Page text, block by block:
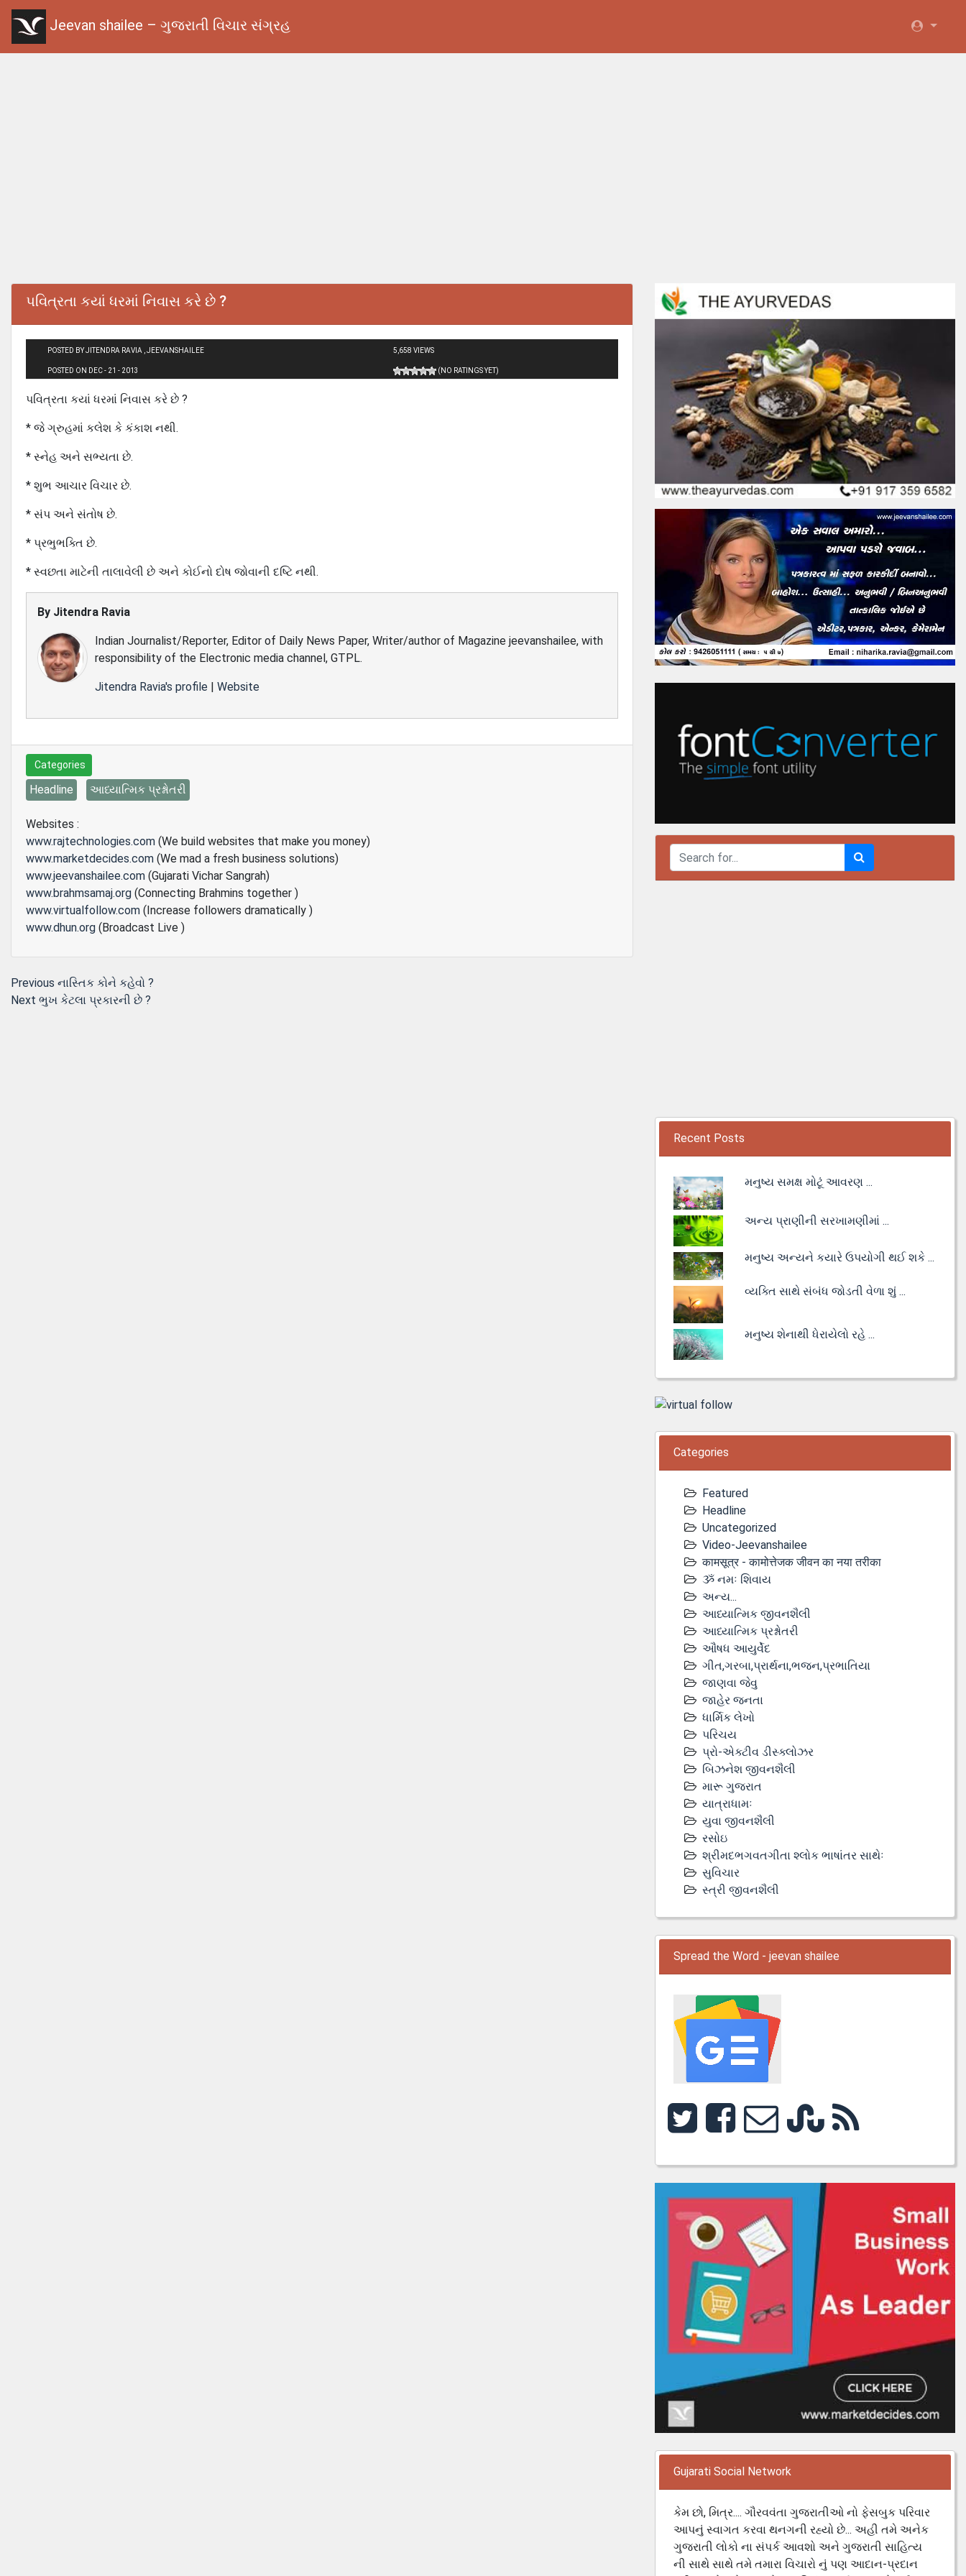
Jeevan shailee – ગુજરાતી વિચાર સંગ્રહ
પવિત્રતા કયાં ધરમાં નિવાસ કરે છે ?
POSTED BY JITENDRA RAVIA , JEEVANSHAILEE
POSTED ON DEC - 21 - 2013
5,658 VIEWS
(NO RATINGS YET)
પવિત્રતા કયાં ધરમાં નિવાસ કરે છે ?
* જે ગ્રુહમાં કલેશ કે કંકાશ નથી.
* સ્નેહ અને સભ્યતા છે.
* શુભ આચાર વિચાર છે.
* સંપ અને સંતોષ છે.
* પ્રભુભક્તિ છે.
* સ્વછતા માટેની તાલાવેલી છે અને કોઈનો દોષ જોવાની દષ્ટિ નથી.
By Jitendra Ravia
Indian Journalist/Reporter, Editor of Daily News Paper, Writer/author of Magazine jeevanshailee, with
responsibility of the Electronic media channel, GTPL.
Jitendra Ravia's profile | Website
Categories
Headline આધ્યાત્મિક પ્રશ્નોતરી
Websites :
www.rajtechnologies.com (We build websites that make you money)
www.marketdecides.com (We mad a fresh business solutions)
www.jeevanshailee.com (Gujarati Vichar Sangrah)
www.brahmsamaj.org (Connecting Brahmins together )
www.virtualfollow.com (Increase followers dramatically )
www.dhun.org (Broadcast Live )
Post
navigation
Previous Previous
post:
નાસ્તિક કોને કહેવો ?
Next Next
ભુખ કેટલા પ્રકારની છે ?
Recent Posts
મનુષ્ય સમક્ષ મોટૂં આવરણ ...
અન્ય પ્રાણીની સરખામણીમાં ...
મનુષ્ય અન્યને કયારે ઉપયોગી થઈ શકે ...
વ્યક્તિ સાથે સંબંધ જોડતી વેળા શું ...
મનુષ્ય શેનાથી ધેરાયેલો રહે ...
Categories
Featured
Headline
Uncategorized
Video-Jeevanshailee
कामसूत्र - कामोत्तेजक जीवन का नया तरीका
ૐ નમઃ શિવાય
અન્ય...
આધ્યાત્મિક જીવનશૈલી
આધ્યાત્મિક પ્રશ્નોતરી
ઔષધ આયુર્વેદ
ગીત,ગરબા,પ્રાર્થના,ભજન,પ્રભાતિયા
જાણવા જેવુ
જાહેર જનતા
ધાર્મિક લેખો
પરિચય
પ્રો-એક્ટીવ ડીસ્‍ક્લોઝર
બિઝનેશ જીવનશૈલી
મારૂ ગુજરાત
યાત્રાધામઃ
યુવા જીવનશૈલી
રસોઇ
શ્રીમદભગવતગીતા શ્લોક ભાષાંતર સાથેઃ
સુવિચાર
સ્ત્રી જીવનશૈલી
Spread the Word - jeevan shailee
Gujarati Social Network
કેમ છો, મિત્ર.... ગૌરવવંતા ગુજરાતીઓ નો ફેસબુક પરિવાર
આપનું સ્વાગત કરવા થનગની રહ્યો છે... અહી તમે અનેક
ગુજરાતી લોકો ના સંપર્ક આવશો અને ગુજરાતી સાહિત્ય
ની સાથે સાથે તમે તમારા વિચારો નું પણ આદાન-પ્રદાન